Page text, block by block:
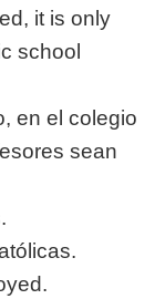
it is only
school
en el colegio
sean